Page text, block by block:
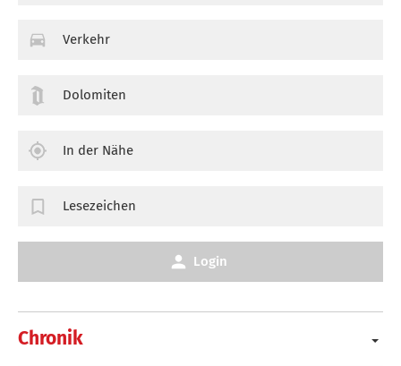
Chronik
Verkehr
Dolomiten
In der Nähe
Lesezeichen
Login